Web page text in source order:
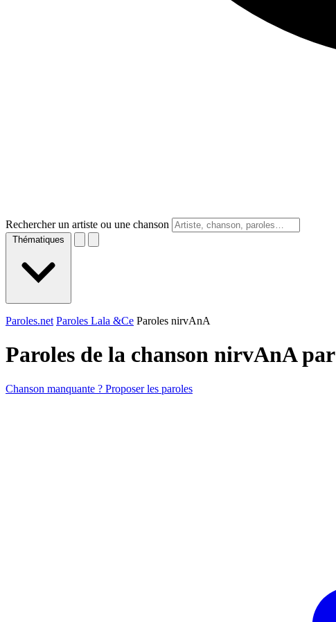
Rechercher un artiste ou une chanson
Thématiques
Paroles.net Paroles Lala &Ce Paroles nirvAnA
Paroles de la chanson nirvAnA par
Chanson manquante ? Proposer les paroles